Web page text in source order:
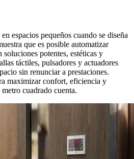
espacios pequeños cuando se diseña
que es posible automatizar
soluciones potentes, estéticas y
táctiles, pulsadores y actuadores
sin renunciar a prestaciones.
maximizar confort, eficiencia y
cuadrado cuenta.